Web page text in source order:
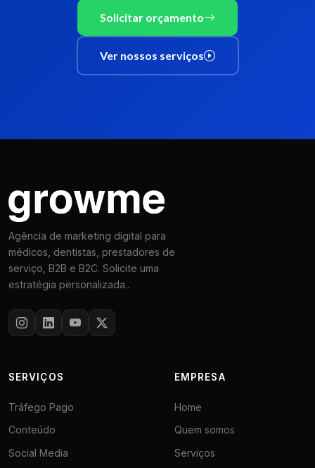
Solicitar orçamento
Ver nossos serviços
Agência de marketing digital para
médicos, dentistas, prestadores de
serviço, B2B e B2C. Solicite uma
estratégia personalizada..
SERVIÇOS
Tráfego Pago
Conteúdo
Social Media
EMPRESA
Home
Quem somos
Serviços